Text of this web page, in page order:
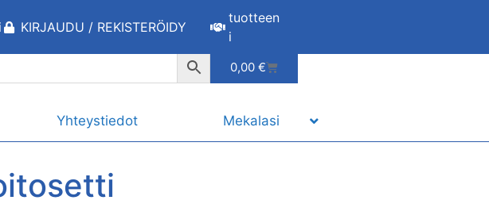
KIRJAUDU / REKISTERÖIDY
tuotteen
i
0,00 €
Yhteystiedot Mekalasi